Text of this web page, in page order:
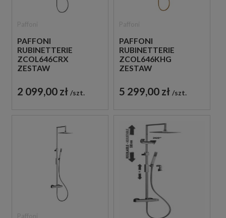
PAFFONI
RUBINETTERIE
ZCOL646CRX
ZESTAW
TERMOSTATYCZNY
ŚCIENNY CHROM
2 099,00 zł szt.
PAFFONI
RUBINETTERIE
ZCOL646KHG
ZESTAW
TERMOSTATYCZNY
ŚCIENNY ZŁOTY
5 299,00 zł szt.